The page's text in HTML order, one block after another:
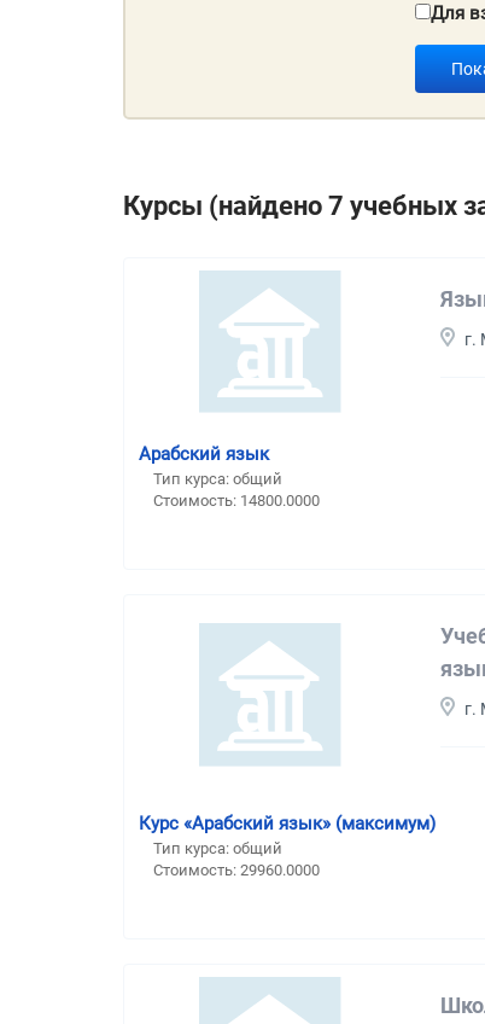
Для
Курсы (найдено 7 учебных
г.
Арабский язык
Тип курса: общий
Стоимость: 14800.0000
г.
Курс «Арабский язык» (максимум)
Тип курса: общий
Стоимость: 29960.0000